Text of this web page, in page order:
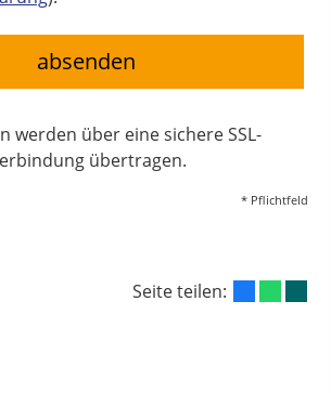
absenden
werden über eine sichere SSL-
übertragen.
* Pflichtfeld
Seite teilen: